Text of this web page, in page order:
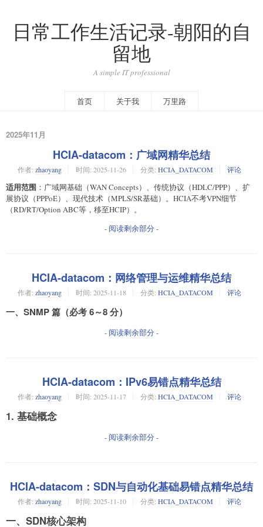
日常工作生活记录-朝阳的自
留地
A simple IT professional
首页 关于我 万里路
2025年11月
HCIA-datacom：广域网精华总结
作者: zhaoyang 时间: 2025-11-26 分类: HCIA_DATACOM 评论
适用范围 ：广域网基础（WAN Concepts）、传统协议（HDLC/PPP）、扩
展协议（PPPoE）、现代技术（MPLS/SR基础）。HCIA不考VPN细节
（RD/RT/Option ABC等，移至HCIP）。
- 阅读剩余部分 -
HCIA-datacom：网络管理与运维精华总结
作者: zhaoyang 时间: 2025-11-18 分类: HCIA_DATACOM 评论
一、SNMP 篇（必考 6～8 分）
- 阅读剩余部分 -
HCIA-datacom：IPv6易错点精华总结
作者: zhaoyang 时间: 2025-11-17 分类: HCIA_DATACOM 评论
1. 基础概念
- 阅读剩余部分 -
HCIA-datacom：SDN与自动化基础易错点精华总结
作者: zhaoyang 时间: 2025-11-10 分类: HCIA_DATACOM 评论
一、SDN核心架构